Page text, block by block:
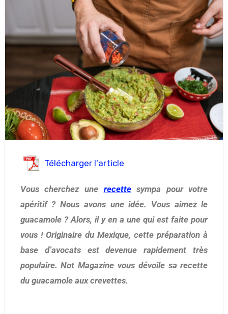
Télécharger l'article
Vous cherchez une recettesympa pour votre
apéritif ? Nous avons une idée. Vous aimez le
guacamole ? Alors, il y en a une qui est faite pour
vous ! Originaire du Mexique, cette préparation à
base d’avocats est devenue rapidement très
populaire. Not Magazine vous dévoile sa recette
du guacamole aux crevettes.